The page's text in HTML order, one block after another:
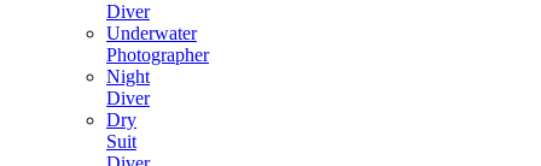
Diver
Underwater
Photographer
Night
Diver
Dry
Suit